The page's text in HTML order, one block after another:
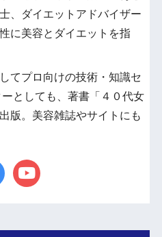
、ダイエットアドバイザー
に美容とダイエットを指
てプロ向けの技術・知識セ
としても、著書「４０代女
版。美容雑誌やサイトにも